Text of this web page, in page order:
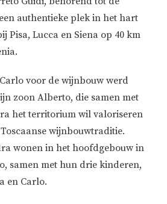
authentieke plek in het hart
Pisa, Lucca en Siena op 40 km
voor de wijnbouw werd
zoon Alberto, die samen met
het territorium wil valoriseren
wijnbouwtraditie.
wonen in het hoofdgebouw in
samen met hun drie kinderen,
en Carlo.